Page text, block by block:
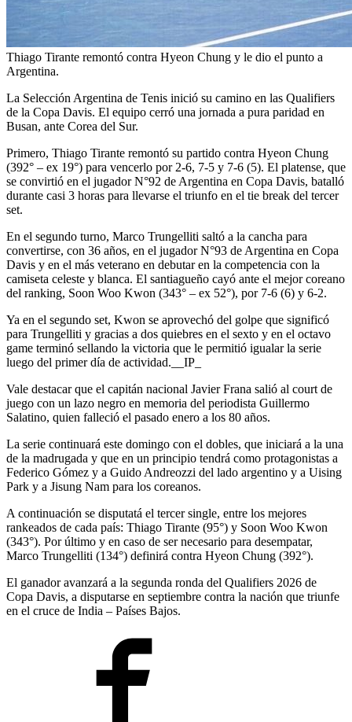
Thiago Tirante remontó contra Hyeon Chung y le dio el punto a
Argentina.
La Selección Argentina de Tenis inició su camino en las Qualifiers
de la Copa Davis. El equipo cerró una jornada a pura paridad en
Busan, ante Corea del Sur.
Primero, Thiago Tirante remontó su partido contra Hyeon Chung
(392° – ex 19°) para vencerlo por 2-6, 7-5 y 7-6 (5). El platense, que
se convirtió en el jugador N°92 de Argentina en Copa Davis, batalló
durante casi 3 horas para llevarse el triunfo en el tie break del tercer
set.
En el segundo turno, Marco Trungelliti saltó a la cancha para
convertirse, con 36 años, en el jugador N°93 de Argentina en Copa
Davis y en el más veterano en debutar en la competencia con la
camiseta celeste y blanca. El santiagueño cayó ante el mejor coreano
del ranking, Soon Woo Kwon (343° – ex 52°), por 7-6 (6) y 6-2.
Ya en el segundo set, Kwon se aprovechó del golpe que significó
para Trungelliti y gracias a dos quiebres en el sexto y en el octavo
game terminó sellando la victoria que le permitió igualar la serie
luego del primer día de actividad.__IP_
Vale destacar que el capitán nacional Javier Frana salió al court de
juego con un lazo negro en memoria del periodista Guillermo
Salatino, quien falleció el pasado enero a los 80 años.
La serie continuará este domingo con el dobles, que iniciará a la una
de la madrugada y que en un principio tendrá como protagonistas a
Federico Gómez y a Guido Andreozzi del lado argentino y a Uising
Park y a Jisung Nam para los coreanos.
A continuación se disputatá el tercer single, entre los mejores
rankeados de cada país: Thiago Tirante (95°) y Soon Woo Kwon
(343°). Por último y en caso de ser necesario para desempatar,
Marco Trungelliti (134°) definirá contra Hyeon Chung (392°).
El ganador avanzará a la segunda ronda del Qualifiers 2026 de
Copa Davis, a disputarse en septiembre contra la nación que triunfe
en el cruce de India – Países Bajos.